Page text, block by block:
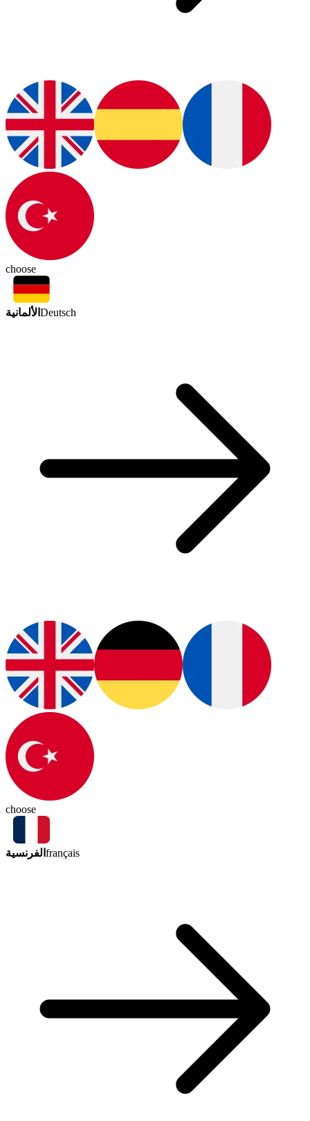
choose
الألمانية Deutsch
choose
الفرنسية français